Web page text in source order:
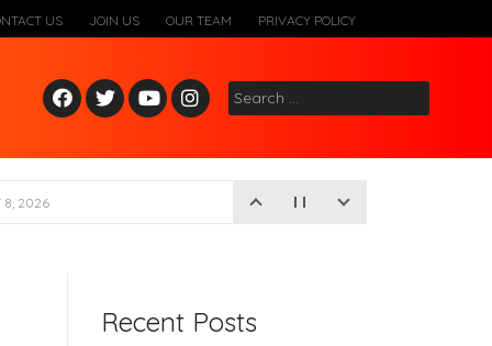
US JOIN US OUR TEAM PRIVACY POLICY
Fac
ebo
Twitt
er
Yout
ube
Inst
agr
Search
for:
Recent Posts